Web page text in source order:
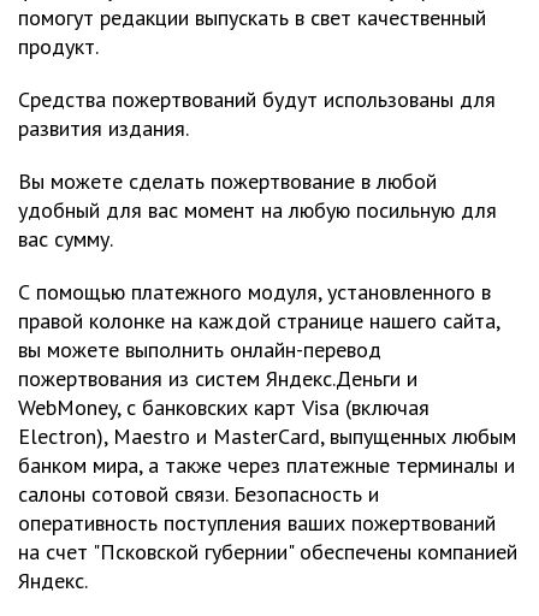
помогут редакции выпускать в свет качественный
продукт.
Средства пожертвований будут использованы для
развития издания.
Вы можете сделать пожертвование в любой
удобный для вас момент на любую посильную для
вас сумму.
С помощью платежного модуля, установленного в
правой колонке на каждой странице нашего сайта,
вы можете выполнить онлайн-перевод
пожертвования из систем Яндекс.Деньги и
WebMoney, с банковских карт Visa (включая
Electron), Maestro и MasterCard, выпущенных любым
банком мира, а также через платежные терминалы и
салоны сотовой связи. Безопасность и
оперативность поступления ваших пожертвований
на счет "Псковской губернии" обеспечены компанией
Яндекс.